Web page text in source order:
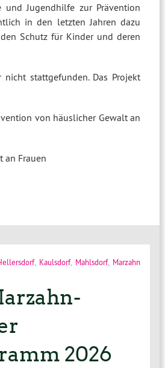
Jugendhilfe zur Prävention
in den letzten Jahren dazu
Schutz für Kinder und deren
stattgefunden. Das Projekt
von häuslicher Gewalt an
an Frauen
, Kaulsdorf, Mahlsdorf, Marzahn
2026